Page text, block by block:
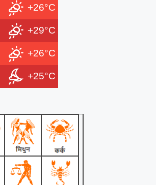
+26°C
+29°C
+26°C
+25°C